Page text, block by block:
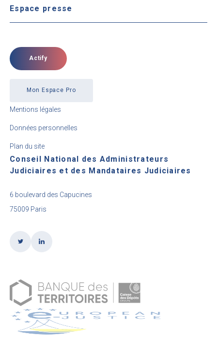
Espace presse
Actify
Mon Espace Pro
Mentions légales
Données personnelles
Plan du site
Conseil National des Administrateurs
Judiciaires et des Mandataires Judiciaires
6 boulevard des Capucines
75009 Paris